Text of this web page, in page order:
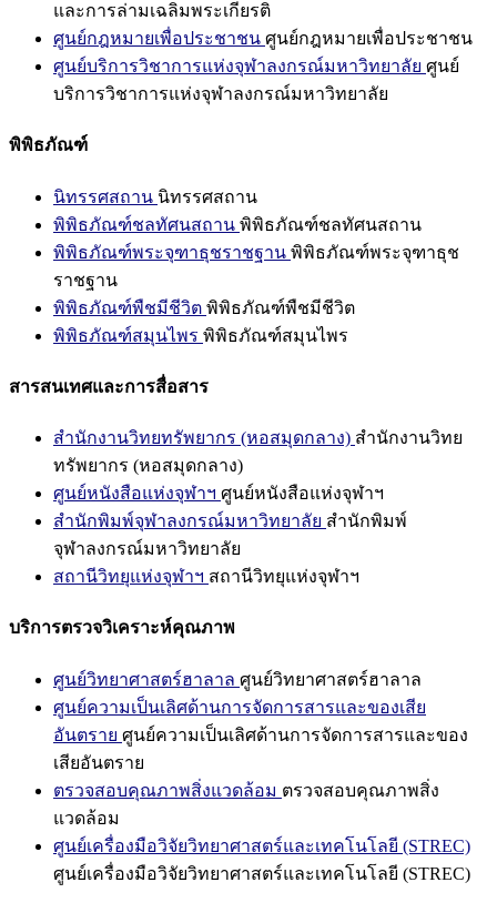
และการล่ามเฉลิมพระเกียรติ
ศูนย์กฎหมายเพื่อประชาชน ศูนย์กฎหมายเพื่อประชาชน
ศูนย์บริการวิชาการแห่งจุฬาลงกรณ์มหาวิทยาลัย ศูนย์
บริการวิชาการแห่งจุฬาลงกรณ์มหาวิทยาลัย
พิพิธภัณฑ์
นิทรรศสถาน นิทรรศสถาน
พิพิธภัณฑ์ชลทัศนสถาน พิพิธภัณฑ์ชลทัศนสถาน
พิพิธภัณฑ์พระจุฑาธุชราชฐาน พิพิธภัณฑ์พระจุฑาธุช
ราชฐาน
พิพิธภัณฑ์พืชมีชีวิต พิพิธภัณฑ์พืชมีชีวิต
พิพิธภัณฑ์สมุนไพร พิพิธภัณฑ์สมุนไพร
สารสนเทศและการสื่อสาร
สำนักงานวิทยทรัพยากร (หอสมุดกลาง) สำนักงานวิทย
ทรัพยากร (หอสมุดกลาง)
ศูนย์หนังสือแห่งจุฬาฯ ศูนย์หนังสือแห่งจุฬาฯ
สำนักพิมพ์จุฬาลงกรณ์มหาวิทยาลัย สำนักพิมพ์
จุฬาลงกรณ์มหาวิทยาลัย
สถานีวิทยุแห่งจุฬาฯ สถานีวิทยุแห่งจุฬาฯ
บริการตรวจวิเคราะห์คุณภาพ
ศูนย์วิทยาศาสตร์ฮาลาล ศูนย์วิทยาศาสตร์ฮาลาล
ศูนย์ความเป็นเลิศด้านการจัดการสารและของเสีย
อันตราย ศูนย์ความเป็นเลิศด้านการจัดการสารและของ
เสียอันตราย
ตรวจสอบคุณภาพสิ่งแวดล้อม ตรวจสอบคุณภาพสิ่ง
แวดล้อม
ศูนย์เครื่องมือวิจัยวิทยาศาสตร์และเทคโนโลยี (STREC)
ศูนย์เครื่องมือวิจัยวิทยาศาสตร์และเทคโนโลยี (STREC)